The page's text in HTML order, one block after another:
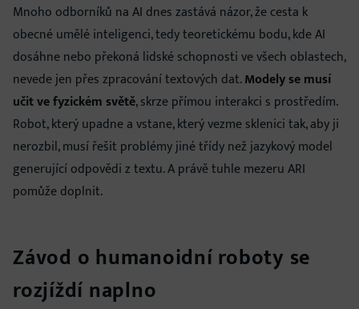
Mnoho odborníků na AI dnes zastává názor, že cesta k
obecné umělé inteligenci, tedy teoretickému bodu, kde AI
dosáhne nebo překoná lidské schopnosti ve všech oblastech,
nevede jen přes zpracování textových dat.Modely se musí
učit ve fyzickém světě, skrze přímou interakci s prostředím.
Robot, který upadne a vstane, který vezme sklenici tak, aby ji
nerozbil, musí řešit problémy jiné třídy než jazykový model
generující odpovědi z textu. A právě tuhle mezeru ARI
pomůže doplnit.
Závod o humanoidní roboty se
rozjíždí naplno